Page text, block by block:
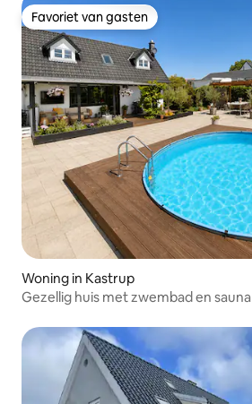
Favoriet van gasten
Favoriet van gasten
Woning in Kastrup
Gezellig huis met zwembad en sauna